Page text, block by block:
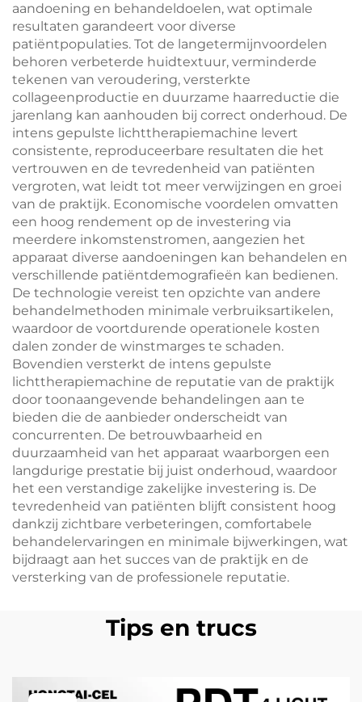
aandoening en behandeldoelen, wat optimale
resultaten garandeert voor diverse
patiëntpopulaties. Tot de langetermijnvoordelen
behoren verbeterde huidtextuur, verminderde
tekenen van veroudering, versterkte
collageenproductie en duurzame haarreductie die
jarenlang kan aanhouden bij correct onderhoud. De
intens gepulste lichttherapiemachine levert
consistente, reproduceerbare resultaten die het
vertrouwen en de tevredenheid van patiënten
vergroten, wat leidt tot meer verwijzingen en groei
van de praktijk. Economische voordelen omvatten
een hoog rendement op de investering via
meerdere inkomstenstromen, aangezien het
apparaat diverse aandoeningen kan behandelen en
verschillende patiëntdemografieën kan bedienen.
De technologie vereist ten opzichte van andere
behandelmethoden minimale verbruiksartikelen,
waardoor de voortdurende operationele kosten
dalen zonder de winstmarges te schaden.
Bovendien versterkt de intens gepulste
lichttherapiemachine de reputatie van de praktijk
door toonaangevende behandelingen aan te
bieden die de aanbieder onderscheidt van
concurrenten. De betrouwbaarheid en
duurzaamheid van het apparaat waarborgen een
langdurige prestatie bij juist onderhoud, waardoor
het een verstandige zakelijke investering is. De
tevredenheid van patiënten blijft consistent hoog
dankzij zichtbare verbeteringen, comfortabele
behandelervaringen en minimale bijwerkingen, wat
bijdraagt aan het succes van de praktijk en de
versterking van de professionele reputatie.
Tips en trucs